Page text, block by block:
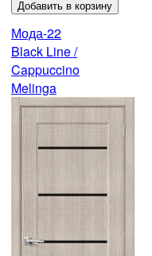
Мода-22
Black Line /
Cappuccino
Melinga